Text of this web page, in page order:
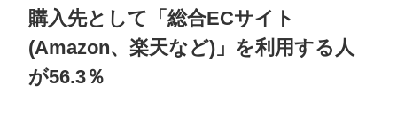
購入先として「総合ECサイト
(Amazon、楽天など)」を利用する人
が56.3％